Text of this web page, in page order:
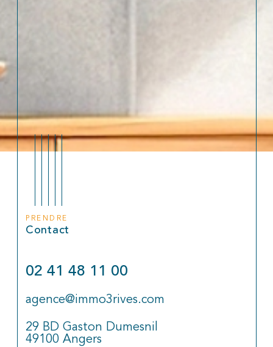
PRENDRE
Contact
02 41 48 11 00
agence@immo3rives.com
29 BD Gaston Dumesnil
49100
Angers